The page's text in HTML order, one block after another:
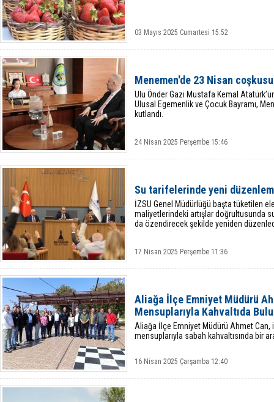
03 Mayıs 2025 Cumartesi 15:52
Menemen'de 23 Nisan
Ulu Önder Gazi Mustafa Kemal
Ulusal Egemenlik ve Çocuk Bayramı,
kutlandı.
24 Nisan 2025 Perşembe 15:46
Su tarifelerinde yeni
İZSU Genel Müdürlüğü başta tüketilen
maliyetlerindeki artışlar doğrultusunda
da özendirecek şekilde yeniden
17 Nisan 2025 Perşembe 11:36
Aliağa İlçe Emniyet Müdürü
Mensuplarıyla Kahvaltıda
Aliağa İlçe Emniyet Müdürü Ahmet Can,
mensuplarıyla sabah kahvaltısında bir
16 Nisan 2025 Çarşamba 12:40